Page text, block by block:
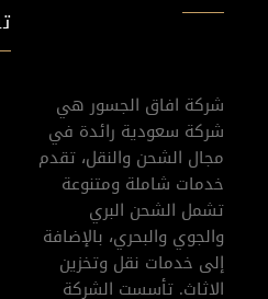
شركة افاق الجسور هي
شركة سعودية رائدة في
مجال الشحن والنقل، تقدم
خدمات شاملة ومتنوعة
تشمل الشحن البري
والجوي والبحري، بالإضافة
إلى خدمات نقل وتخزين
الاثاث. تأسست الشركة